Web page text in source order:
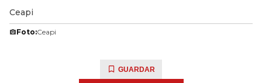
Ceapi
Foto:Ceapi
GUARDAR